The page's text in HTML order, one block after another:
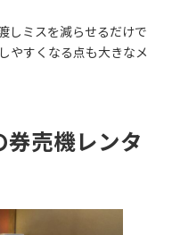
しミスを減らせるだけで
やすくなる点も大きなメ
売機レンタ